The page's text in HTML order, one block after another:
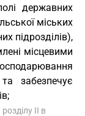
державних
міських
підрозділів),
місцевими
забезпечує
II в